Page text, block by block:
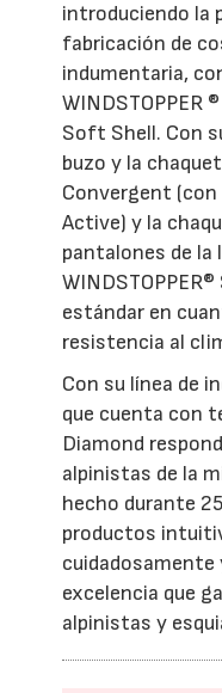
introduciendo la
fabricación de
indumentaria,
WINDSTOPPER
Soft Shell. Con
buzo y la
Convergent (con
Active) y la
pantalones de
estándar en
resistencia al
Con su línea de
que cuenta con
Diamond
alpinistas de la
hecho durante
productos
excelencia que
alpinistas y